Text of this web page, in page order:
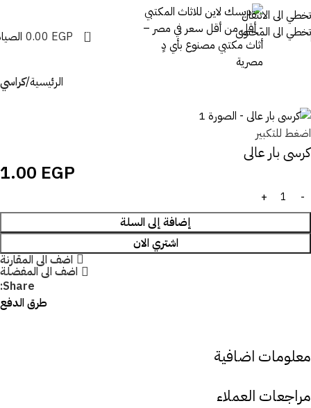
تخطي الى الانتقال
تخطي الى المحتوى
0
0.00 EGP
الرئيسية كراسي
اضغط للتكبير
كرسى بار عالى
1.00 EGP
إضافة إلى السلة
اشتري الان
اضف الى المقارنة
اضف الى المفضلة
Share:
طرق الدفع
معلومات اضافية
مراجعات العملاء